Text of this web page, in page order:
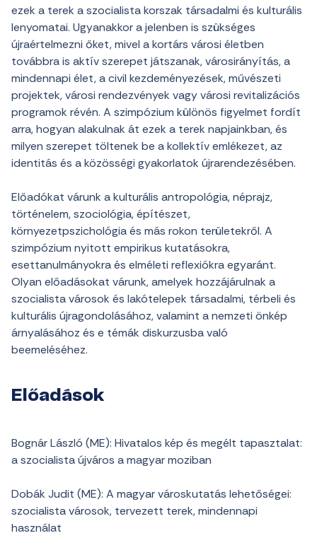
ezek a terek a szocialista korszak társadalmi és kulturális
lenyomatai. Ugyanakkor a jelenben is szükséges
újraértelmezni őket, mivel a kortárs városi életben
továbbra is aktív szerepet játszanak, városirányítás, a
mindennapi élet, a civil kezdeményezések, művészeti
projektek, városi rendezvények vagy városi revitalizációs
programok révén. A szimpózium különös figyelmet fordít
arra, hogyan alakulnak át ezek a terek napjainkban, és
milyen szerepet töltenek be a kollektív emlékezet, az
identitás és a közösségi gyakorlatok újrarendezésében.
Előadókat várunk a kulturális antropológia, néprajz,
történelem, szociológia, építészet,
környezetpszichológia és más rokon területekről. A
szimpózium nyitott empirikus kutatásokra,
esettanulmányokra és elméleti reflexiókra egyaránt.
Olyan előadásokat várunk, amelyek hozzájárulnak a
szocialista városok és lakótelepek társadalmi, térbeli és
kulturális újragondolásához, valamint a nemzeti önkép
árnyalásához és e témák diskurzusba való
beemeléséhez.
Előadások
Bognár László (ME): Hivatalos kép és megélt tapasztalat:
a szocialista újváros a magyar moziban
Dobák Judit (ME): A magyar városkutatás lehetőségei:
szocialista városok, tervezett terek, mindennapi
használat